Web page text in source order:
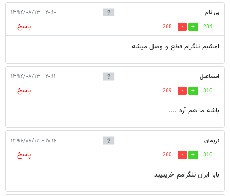
بی نام ۲۰:۱۰ - ۱۳۹۴/۰۸/۱۳
284
268
پاسخ
امشبم تلگرام قطع و وصل میشه
اسماعیل ۲۰:۱۱ - ۱۳۹۴/۰۸/۱۳
310
269
پاسخ
باشه ما هم آره ....
نریمان ۲۰:۱۶ - ۱۳۹۴/۰۸/۱۳
310
260
پاسخ
بابا ایران تلگرامم خریییید